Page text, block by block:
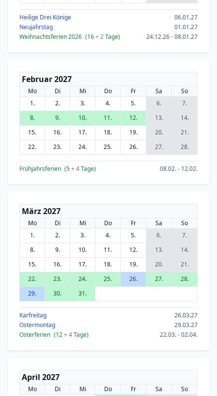
Heilige Drei Könige
06.01.27
Neujahrstag
01.01.27
Weihnachtsferien 2026 (16+ 2Tage) 24.12.26 - 08.01.27
Februar 2027
Mo Di Mi Do Fr Sa
So
1.
2. 3. 4. 5. 6.
7.
8.
9. 10. 11. 12. 13.
14.
15.
16. 17. 18. 19. 20.
21.
22.
23. 24. 25. 26. 27. 28.
Frühjahrsferien (5+ 4Tage) 08.02. - 12.02.
März 2027
Mo Di Mi Do Fr Sa
So
1.
2. 3. 4. 5. 6.
7.
8.
9. 10. 11. 12. 13.
14.
15.
16. 17. 18. 19. 20.
21.
22.
23. 24. 25. 26. 27.
28.
29.
30. 31.
Karfreitag
26.03.27
Ostermontag
29.03.27
Osterferien (12+ 4Tage) 22.03. - 02.04.
April 2027
Mo Di Mi Do Fr Sa
So